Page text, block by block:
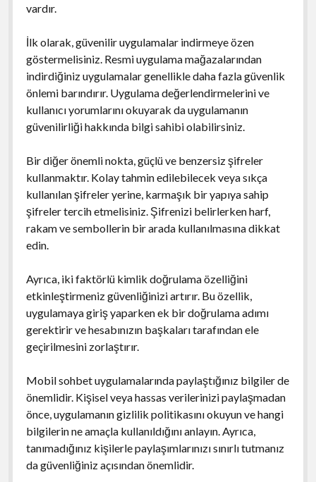
vardır.
İlk olarak, güvenilir uygulamalar indirmeye özen
göstermelisiniz. Resmi uygulama mağazalarından
indirdiğiniz uygulamalar genellikle daha fazla güvenlik
önlemi barındırır. Uygulama değerlendirmelerini ve
kullanıcı yorumlarını okuyarak da uygulamanın
güvenilirliği hakkında bilgi sahibi olabilirsiniz.
Bir diğer önemli nokta, güçlü ve benzersiz şifreler
kullanmaktır. Kolay tahmin edilebilecek veya sıkça
kullanılan şifreler yerine, karmaşık bir yapıya sahip
şifreler tercih etmelisiniz. Şifrenizi belirlerken harf,
rakam ve sembollerin bir arada kullanılmasına dikkat
edin.
Ayrıca, iki faktörlü kimlik doğrulama özelliğini
etkinleştirmeniz güvenliğinizi artırır. Bu özellik,
uygulamaya giriş yaparken ek bir doğrulama adımı
gerektirir ve hesabınızın başkaları tarafından ele
geçirilmesini zorlaştırır.
Mobil sohbet uygulamalarında paylaştığınız bilgiler de
önemlidir. Kişisel veya hassas verilerinizi paylaşmadan
önce, uygulamanın gizlilik politikasını okuyun ve hangi
bilgilerin ne amaçla kullanıldığını anlayın. Ayrıca,
tanımadığınız kişilerle paylaşımlarınızı sınırlı tutmanız
da güvenliğiniz açısından önemlidir.